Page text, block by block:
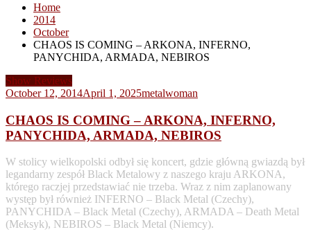
Home
2014
October
CHAOS IS COMING – ARKONA, INFERNO,
PANYCHIDA, ARMADA, NEBIROS
Show Reviews
October 12, 2014April 1, 2025metalwoman
CHAOS IS COMING – ARKONA, INFERNO,
PANYCHIDA, ARMADA, NEBIROS
W stolicy wielkopolski odbył się koncert, gdzie główną gwiazdą był
legandarny zespół Black Metalowy z naszego kraju ARKONA,
którego raczjej przedstawiać nie trzeba. Wraz z nim zaplanowany
występ był również INFERNO – Black Metal (Czechy),
PANYCHIDA – Black Metal (Czechy), ARMADA – Death Metal
(Meksyk), NEBIROS – Black Metal (Niemcy).